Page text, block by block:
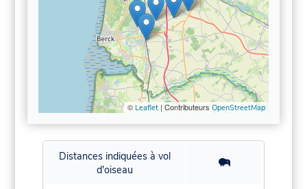
© Leaflet| Contributeurs OpenStreetMap
Distances indiquées à vol
d'oiseau